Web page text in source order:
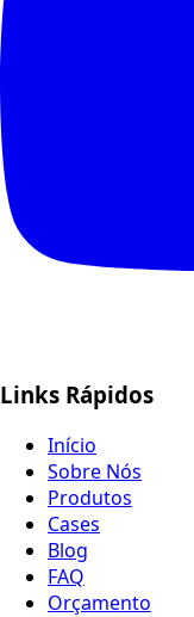
Links Rápidos
Início
Sobre Nós
Produtos
Cases
Blog
FAQ
Orçamento